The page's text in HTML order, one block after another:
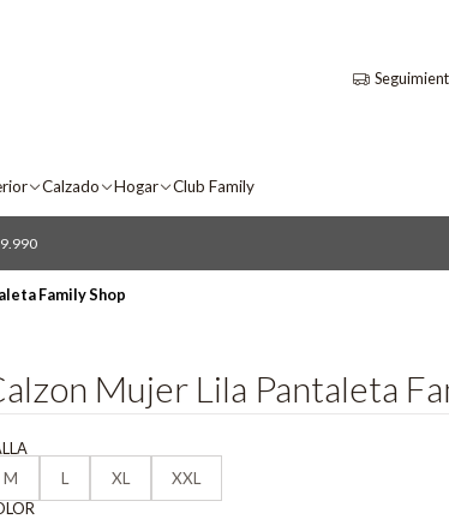
Calzado Hogar Club Family
Family Shop
Mujer Lila Pantaleta
M
L XL
XXL